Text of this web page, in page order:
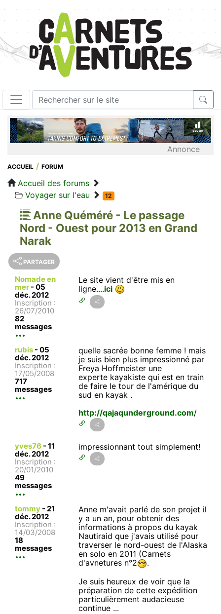
Annonce
ACCUEIL FORUM
Accueil des forums
Voyager sur l'eau
12
Anne Quéméré - Le passage
Nord - Ouest pour 2013 en Grand
Narak
PARTAGER
Nomade en
mer - 05
déc. 2012
Inscription :
26/07/2010
82
messages
Le site vient d'être mis en
ligne....ici
rubis - 05
déc. 2012
Inscription :
17/05/2008
717
messages
quelle sacrée bonne femme ! mais
je suis bien plus impressionné par
Freya Hoffmeister une
experte kayakiste qui est en train
de faire le tour de l'amérique du
sud en kayak .
http://qajaqunderground.com/
yves76 - 11
déc. 2012
Inscription :
20/01/2010
49
messages
impressionnant tout simplement!
tommy - 21
déc. 2012
Inscription :
14/03/2008
18
messages
Anne m'avait parlé de son projet il
y a un an, pour obtenir des
informations à propos du kayak
Nautiraid que j'avais utilisé pour
traverser le nord-ouest de l'Alaska
en solo en 2011 (Carnets
d'avnetures n°2
.
Je suis heureux de voir que la
préparation de cette expédition
particulièrement audacieuse
continue ...